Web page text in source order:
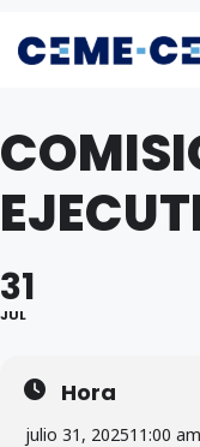
31
JUL
Hora
julio 31, 202511:00 am